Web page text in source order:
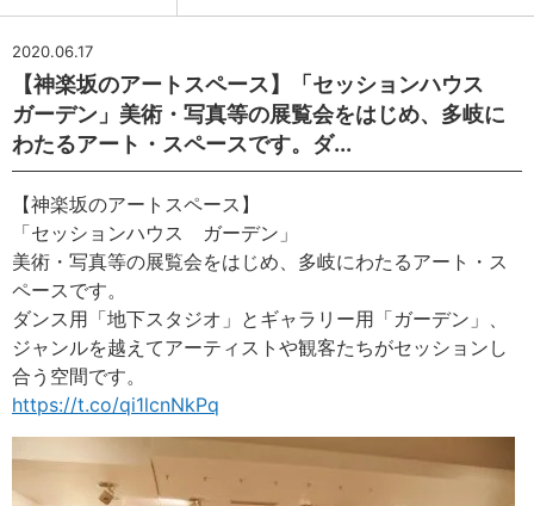
2020.06.17
【神楽坂のアートスペース】「セッションハウス
ガーデン」美術・写真等の展覧会をはじめ、多岐に
わたるアート・スペースです。ダ...
【神楽坂のアートスペース】
「セッションハウス ガーデン」
美術・写真等の展覧会をはじめ、多岐にわたるアート・ス
ペースです。
ダンス用「地下スタジオ」とギャラリー用「ガーデン」、
ジャンルを越えてアーティストや観客たちがセッションし
合う空間です。
https://t.co/qi1lcnNkPq